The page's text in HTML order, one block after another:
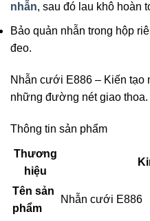
nhẫn, sau đó lau khô hoàn
Bảo quản nhẫn trong hộp
đeo.
Nhẫn cưới E886 – Kiến tạo
những đường nét giao thoa.
Thông tin sản phẩm
Thương
hiệu
Tên sản
phẩm
Nhẫn cưới E886